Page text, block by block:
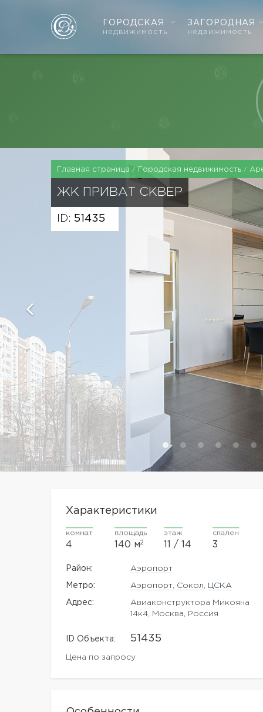
ГОРОДСКАЯ
недвижимость
ЗАГОРОДНАЯ
недвижимость
Главная страница Городская недвижимость
ЖК ПРИВАТ СКВЕР
ID: 51435
Характеристики
комнат
4
площадь
140 м2
этаж
11 / 14
спален
3
Район: Аэропорт
Метро: Аэропорт Сокол ЦСКА
Адрес:
Авиаконструктора Микояна
14к4, Москва, Россия
ID Объекта: 51435
Цена по запросу